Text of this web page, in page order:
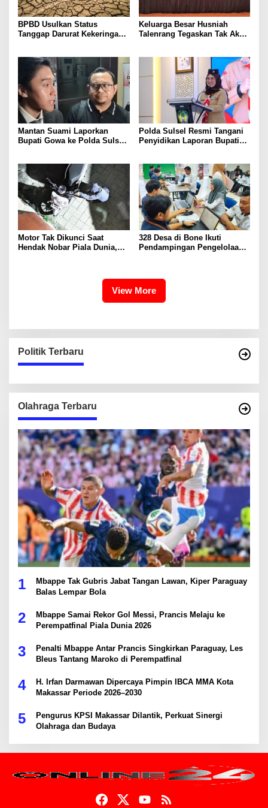
BPBD Usulkan Status
Tanggap Darurat Kekeringan
Keluarga Besar Husniah
Talenrang Tegaskan Tak Akan
Mantan Suami Laporkan
Bupati Gowa ke Polda Sulsel,
Polda Sulsel Resmi Tangani
Penyidikan Laporan Bupati
Motor Tak Dikunci Saat
Hendak Nobar Piala Dunia,
328 Desa di Bone Ikuti
Pendampingan Pengelolaan
View More
Politik Terbaru
Olahraga Terbaru
1
Mbappe Tak Gubris Jabat Tangan Lawan, Kiper Paraguay
Balas Lempar Bola
2
Mbappe Samai Rekor Gol Messi, Prancis Melaju ke
Perempatfinal Piala Dunia 2026
3
Penalti Mbappe Antar Prancis Singkirkan Paraguay, Les
Bleus Tantang Maroko di Perempatfinal
4
H. Irfan Darmawan Dipercaya Pimpin IBCA MMA Kota
Makassar Periode 2026–2030
5
Pengurus KPSI Makassar Dilantik, Perkuat Sinergi
Olahraga dan Budaya